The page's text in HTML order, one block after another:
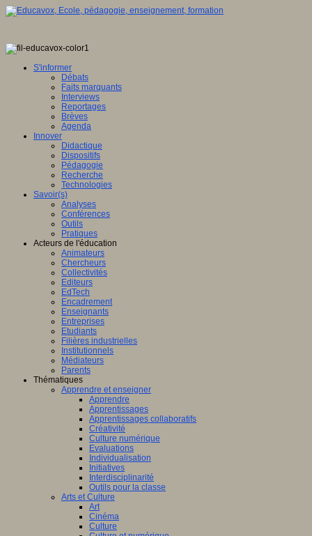
S'informer
Débats
Faits marquants
Interviews
Reportages
Brèves
Agenda
Innover
Didactique
Dispositifs
Pédagogie
Recherche
Technologies
Savoir(s)
Analyses
Conférences
Outils
Pratiques
Acteurs de l'éducation
Animateurs
Chercheurs
Collectivités
Editeurs
EdTech
Encadrement
Enseignants
Entreprises
Etudiants
Filières industrielles
Institutionnels
Médiateurs
Parents
Thématiques
Apprendre et enseigner
Apprendre
Apprentissages
Apprentissages collaboratifs
Créativité
Culture numérique
Evaluations
Individualisation
Initiatives
Interdisciplinarité
Outils pour la classe
Arts et Culture
Art
Cinéma
Culture